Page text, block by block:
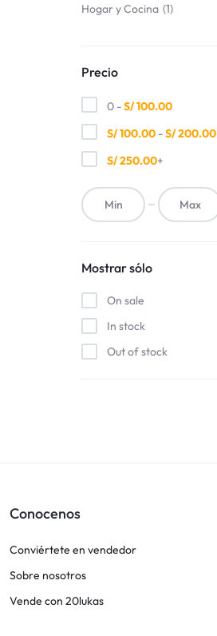
Lo Nuevo
Más Vendidos
Productos 5 Estrellas
Hogar y Cocina 1
Precio
0 -S/100.00
S/100.00 -S/200.00
S/250.00+
Mostrar sólo
On sale
In stock
Out of stock
Conocenos
Conviértete en vendedor
Sobre nosotros
Vende con 20lukas